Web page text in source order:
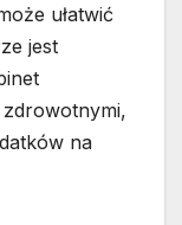
ułatwić
jest
zdrowotnymi,
na